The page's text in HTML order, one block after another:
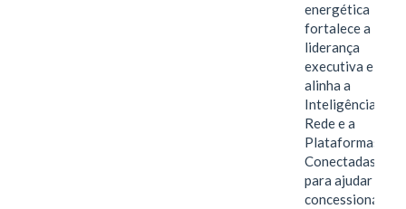
energética
fortalece a
liderança
executiva e
alinha a
Inteligência de
Rede e a
Plataformas
Conectadas
para ajudar as
concessionárias